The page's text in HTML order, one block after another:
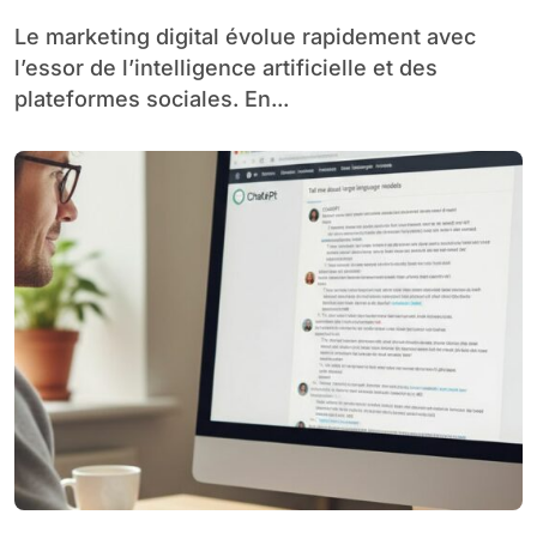
Le marketing digital évolue rapidement avec
l’essor de l’intelligence artificielle et des
plateformes sociales. En...